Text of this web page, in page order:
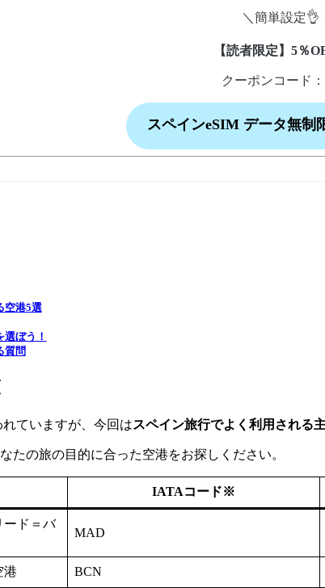
＼簡単設定👌
【読者限定】5％
クーポンコード：
スペインeSIM データ無制
空港5選
ぼう！
質問
れていますが、今回はスペイン旅行でよく利用される
たの旅の目的に合った空港をお探しください。
IATAコード※
ード＝バ
MAD
港 BCN